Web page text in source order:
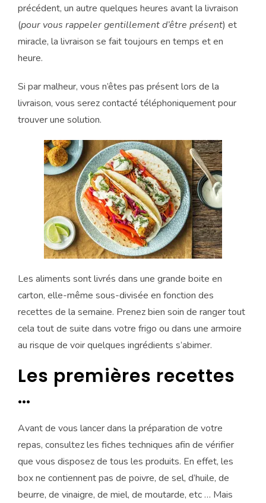
précédent, un autre quelques heures avant la livraison
(pour vous rappeler gentillement d’être présent) et
miracle, la livraison se fait toujours en temps et en
heure.
Si par malheur, vous n’êtes pas présent lors de la
livraison, vous serez contacté téléphoniquement pour
trouver une solution.
Les aliments sont livrés dans une grande boite en
carton, elle-même sous-divisée en fonction des
recettes de la semaine. Prenez bien soin de ranger tout
cela tout de suite dans votre frigo ou dans une armoire
au risque de voir quelques ingrédients s’abimer.
Les premières recettes
…
Avant de vous lancer dans la préparation de votre
repas, consultez les fiches techniques afin de vérifier
que vous disposez de tous les produits. En effet, les
box ne contiennent pas de poivre, de sel, d’huile, de
beurre, de vinaigre, de miel, de moutarde, etc … Mais